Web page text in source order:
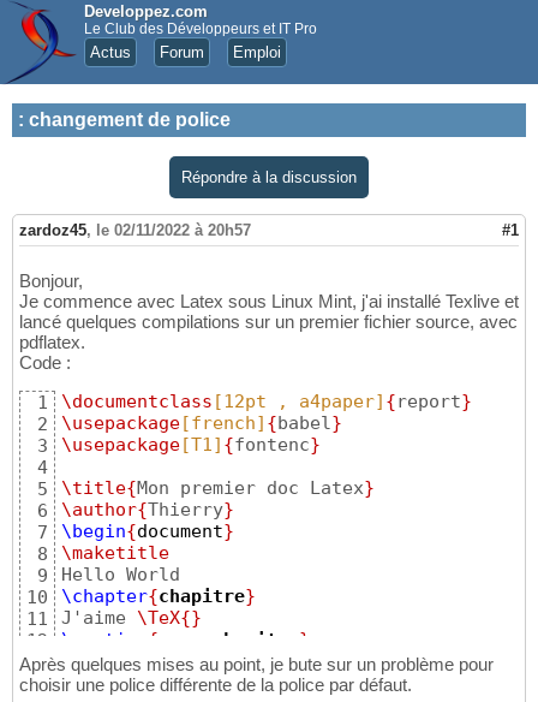
Developpez.com
Le Club des Développeurs et IT Pro
Actus Forum Emploi
: changement de police
Répondre à la discussion
zardoz45, le 02/11/2022 à 20h57 #1
Bonjour,
Je commence avec Latex sous Linux Mint, j'ai installé Texlive et
lancé quelques compilations sur un premier fichier source, avec
pdflatex.
Code :
1
2
3
4
5
6
7
8
9
10
11
12
13
14
\documentclass [12pt , a4paper] {report}
\usepackage [french] {babel}
\usepackage [T1] {fontenc}
\title{Mon premier doc Latex}
\author{Thierry}
\begin{document}
\maketitle
\chapter{chapitre}
J'aime \TeX{}
\section
{ sous-chapitre }
\begin{center}
Après quelques mises au point, je bute sur un problème pour
choisir une police différente de la police par défaut.